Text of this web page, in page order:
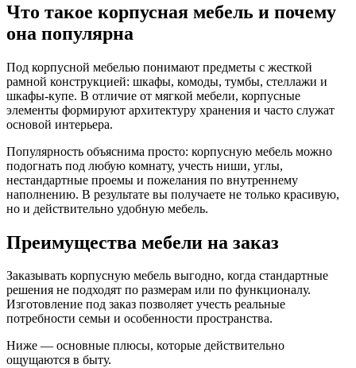
Что такое корпусная мебель и почему
она популярна
Под корпусной мебелью понимают предметы с жесткой
рамной конструкцией: шкафы, комоды, тумбы, стеллажи и
шкафы-купе. В отличие от мягкой мебели, корпусные
элементы формируют архитектуру хранения и часто служат
основой интерьера.
Популярность объяснима просто: корпусную мебель можно
подогнать под любую комнату, учесть ниши, углы,
нестандартные проемы и пожелания по внутреннему
наполнению. В результате вы получаете не только красивую,
но и действительно удобную мебель.
Преимущества мебели на заказ
Заказывать корпусную мебель выгодно, когда стандартные
решения не подходят по размерам или по функционалу.
Изготовление под заказ позволяет учесть реальные
потребности семьи и особенности пространства.
Ниже — основные плюсы, которые действительно
ощущаются в быту.